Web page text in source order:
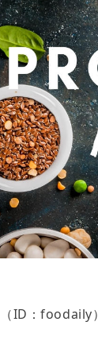
ID：foodaily）